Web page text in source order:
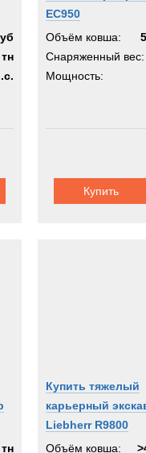
EC950
Объём ковша:
Снаряженный вес:
Мощность:
Купить
Купить тяжелый
карьерный
Liebherr R9800
Объём ковша: